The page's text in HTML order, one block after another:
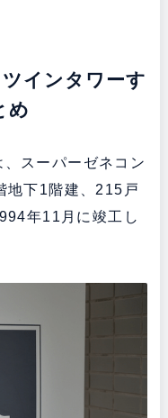
インタワーす
め
スーパーゼネコン
地下1階建、215戸
年11月に竣工し